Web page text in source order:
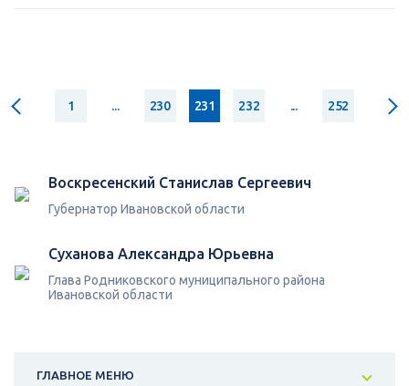
1 ... 230 231 232 ... 252
Воскресенский Станислав Сергеевич
Губернатор Ивановской области
Суханова Александра Юрьевна
Глава Родниковского муниципального района
Ивановской области
ГЛАВНОЕ МЕНЮ